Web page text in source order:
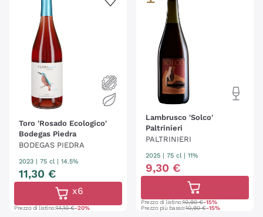
Toro 'Rosado Ecologico'
Bodegas Piedra
BODEGAS PIEDRA
2023 | 75 cl | 14.5%
11,30 €
Prezzo di listino:14,10 €-20%
x6
Lambrusco 'Solco'
Paltrinieri
PALTRINIERI
2025 | 75 cl | 11%
9,30 €
Prezzo di listino:10,90 €-15%
Prezzo più basso:10,90 €-15%